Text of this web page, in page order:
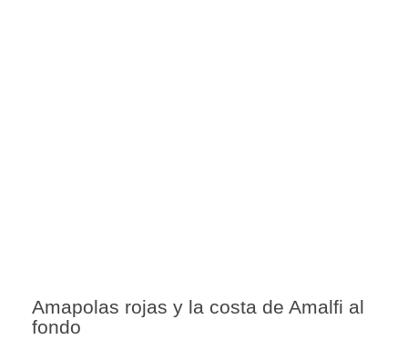
Amapolas rojas y la costa de Amalfi al
fondo